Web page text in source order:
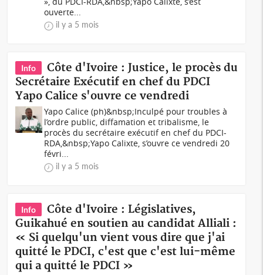
ouverte...
il y a 5 mois
Info
Côte d'Ivoire : Justice, le procès du
Secrétaire Exécutif en chef du PDCI
Yapo Calice s'ouvre ce vendredi
Yapo Calice (ph)&nbsp;Inculpé pour troubles à
l’ordre public, diffamation et tribalisme, le
procès du secrétaire exécutif en chef du PDCI-
RDA,&nbsp;Yapo Calixte, s’ouvre ce vendredi 20
févri...
il y a 5 mois
Info
Côte d'Ivoire : Législatives,
Guikahué en soutien au candidat Alliali :
« Si quelqu'un vient vous dire que j'ai
quitté le PDCI, c'est que c'est lui-même
qui a quitté le PDCI »